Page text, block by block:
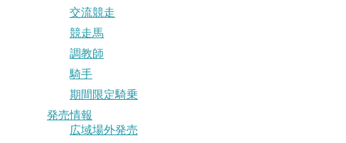
交流競走
競走馬
調教師
騎手
期間限定騎乗
発売情報
広域場外発売